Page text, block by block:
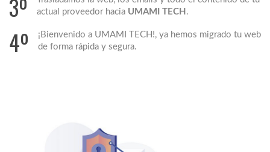
3º
actual proveedor hacia UMAMI TECH .
4º
¡Bienvenido a UMAMI TECH!, ya hemos migrado tu web
de forma rápida y segura.